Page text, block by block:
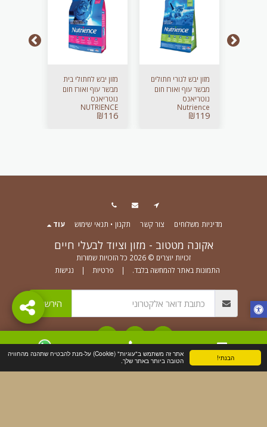
הבנתי!
אתר זה משתמש ב"עוגיות" (Cookie) על-מנת להבטיח שתהנה מהחוויה
הטובה ביותר באתר שלך.
מזון יבש לגורי חתולים
מבשר עוף ואורז חום
2.5 ק"ג
נוטריאנס
Nutrience
₪119
מזון יבש לחתולי בית
מבשר עוף ואורז חום
2.5 ק"ג
נוטריאנס
NUTRIENCE
₪116
אקונה מטטוב - מזון וציוד לבעלי חיים
זכויות יוצרים © 2026 כל הזכויות שמורות
התמונות באתר להמחשה בלבד. | פרטיות | נגישות
מדיניות משלוחים צור קשר תקנון • תנאי שימוש עוד
הירשם
WhatsApp טלפון צור קשר